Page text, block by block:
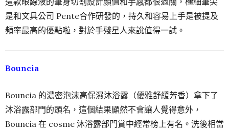
是和文具公司 Pente合作研發的，持久和容易上手是被提及
頻率最高的優點啦，對於手殘星人來說值得一試。
Bouncia
Bouncia 的濃密泡沫高保濕沐浴露（優雅舒緩芳香）拿下了
沐浴露部門的頭名，這個結果顯然不會讓人覺得意外，
Bouncia 在 cosme 沐浴露部門賞中經常榜上有名。洗後相當